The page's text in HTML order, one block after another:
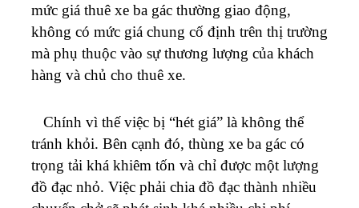
mức giá thuê xe ba gác thường giao động,
không có mức giá chung cố định trên thị trường
mà phụ thuộc vào sự thương lượng của khách
hàng và chủ cho thuê xe.
Chính vì thế việc bị “hét giá” là không thể
tránh khỏi. Bên cạnh đó, thùng xe ba gác có
trọng tải khá khiêm tốn và chỉ được một lượng
đồ đạc nhỏ. Việc phải chia đồ đạc thành nhiều